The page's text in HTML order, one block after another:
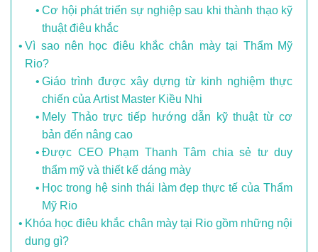
Cơ hội phát triển sự nghiệp sau khi thành thạo kỹ
thuật điêu khắc
Vì sao nên học điêu khắc chân mày tại Thẩm Mỹ
Rio?
Giáo trình được xây dựng từ kinh nghiệm thực
chiến của Artist Master Kiều Nhi
Mely Thảo trực tiếp hướng dẫn kỹ thuật từ cơ
bản đến nâng cao
Được CEO Phạm Thanh Tâm chia sẻ tư duy
thẩm mỹ và thiết kế dáng mày
Học trong hệ sinh thái làm đẹp thực tế của Thẩm
Mỹ Rio
Khóa học điêu khắc chân mày tại Rio gồm những nội
dung gì?